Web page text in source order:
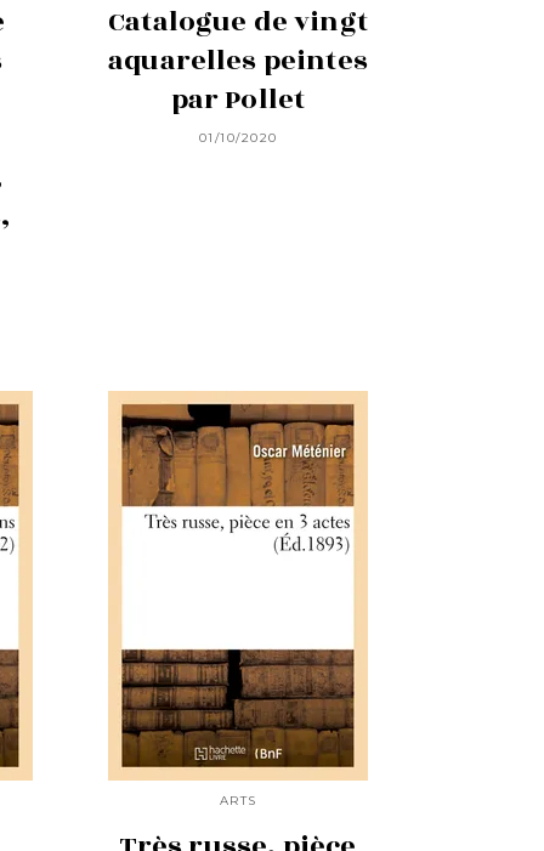
Catalogue de vingt
aquarelles peintes
par Pollet
01/10/2020
ARTS